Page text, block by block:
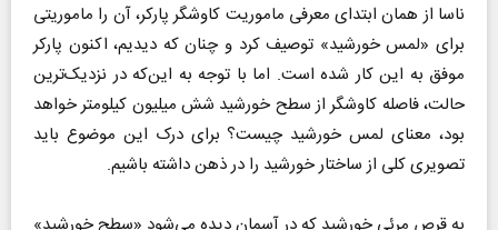
ناسا از همان ابتدای معرفی ماموریت کاوشگر پارکر، آن را ماموریتی
برای «لمس خورشید» توصیف کرد و چنان که دیدیم، اکنون پارکر
موفق به این کار شده است. اما با توجه به این‌که در نزدیک‌ترین
حالت، فاصله کاوشگر از سطح خورشید شش میلیون کیلومتر خواهد
بود، معنای لمس خورشید چیست؟ برای درک این موضوع باید
تصویری کلی از ساختار خورشید را در ذهن داشته باشیم.